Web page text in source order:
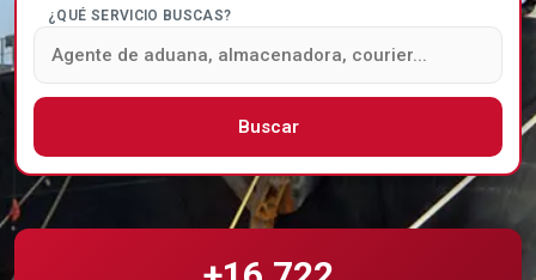
¿QUÉ SERVICIO BUSCAS?
Buscar